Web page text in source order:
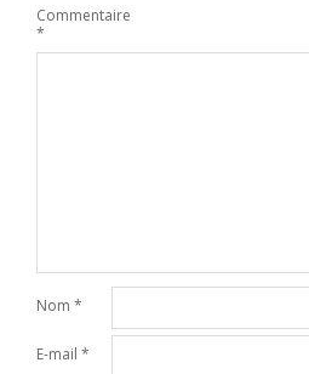
Commentaire
*
Nom *
E-mail *